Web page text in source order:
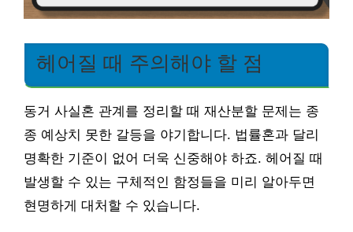
헤어질 때 주의해야 할 점
동거 사실혼 관계를 정리할 때 재산분할 문제는 종
종 예상치 못한 갈등을 야기합니다. 법률혼과 달리
명확한 기준이 없어 더욱 신중해야 하죠. 헤어질 때
발생할 수 있는 구체적인 함정들을 미리 알아두면
현명하게 대처할 수 있습니다.